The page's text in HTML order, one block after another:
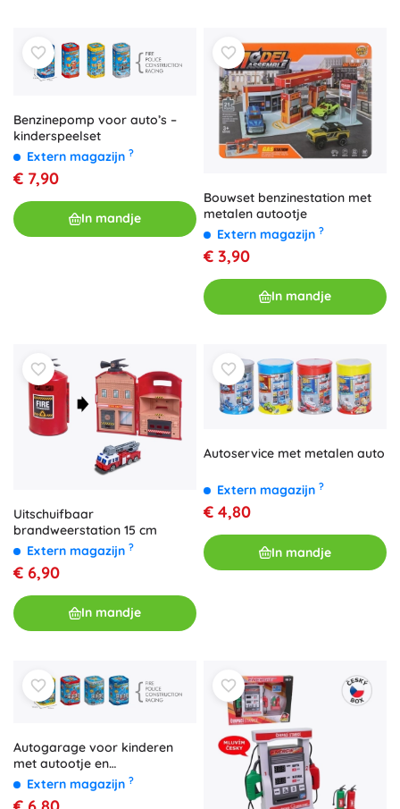
Benzinepomp voor auto’s –
kinderspeelset
Extern magazijn ?
€ 7,90
In mandje
Bouwset benzinestation met
metalen autootje
Extern magazijn ?
€ 3,90
In mandje
Uitschuifbaar
brandweerstation 15 cm
Extern magazijn ?
€ 6,90
In mandje
Autoservice met metalen auto
Extern magazijn ?
€ 4,80
In mandje
Autogarage voor kinderen
met autootje en
verkeersborden
Extern magazijn ?